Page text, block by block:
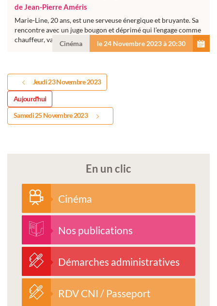
de Jean-Pierre Améris
Marie-Line, 20 ans, est une serveuse énergique et bruyante. Sa
rencontre avec un juge bougon et déprimé qui l’engage comme
chauffeur, va bouleverser sa vie.
Cinéma le 24 Novembre 2023 à 20:30
Jeudi 23 Novembre 2023
Aujourd'hui
Samedi 25 Novembre 2023
En un clic
Cinéma
Nos publications
Démarches administratives
RDV CNI / Passeport